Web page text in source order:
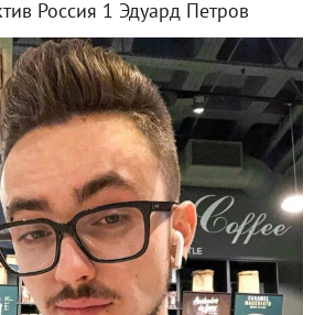
Россия 1 Эдуард Петров